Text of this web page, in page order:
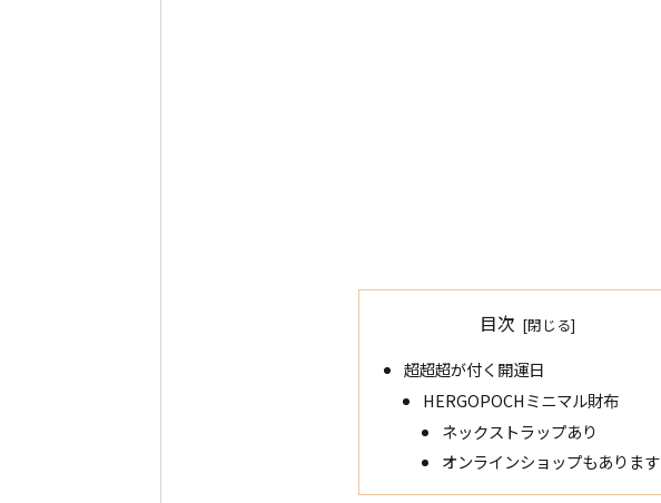
目次
超超超が付く開運日
HERGOPOCHミニマル財布
ネックストラップあり
オンラインショップもあります